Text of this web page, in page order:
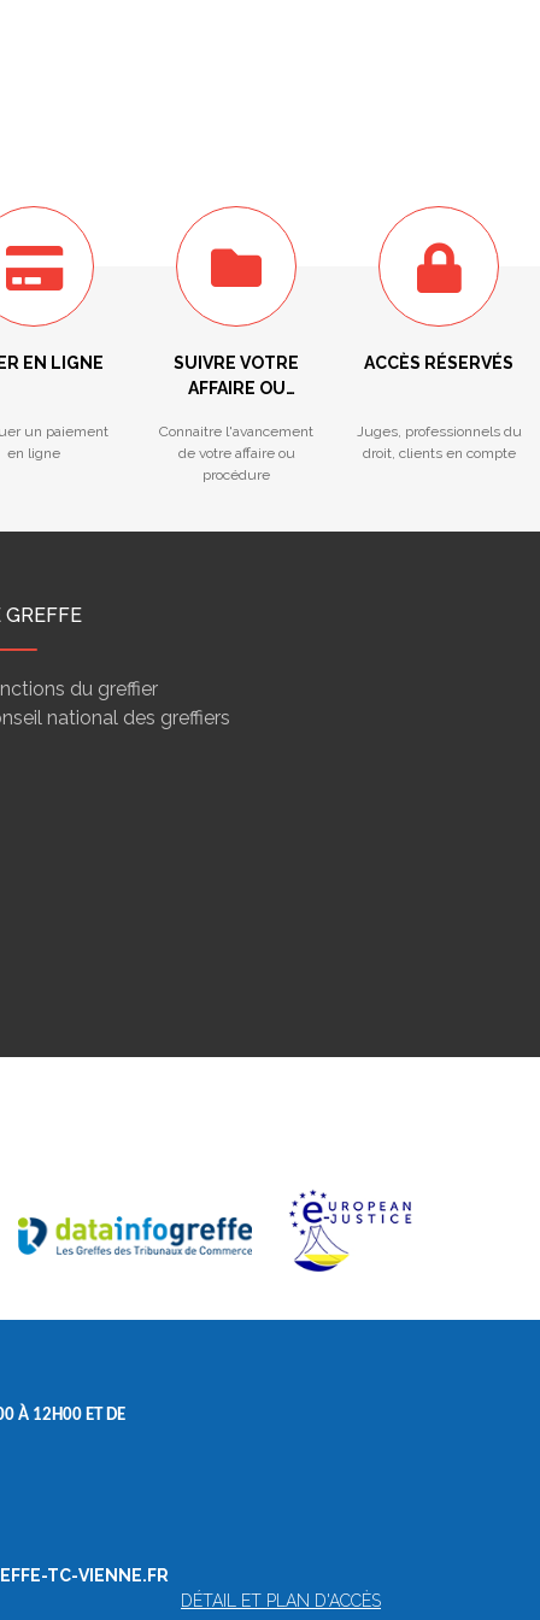
EN LIGNE
un paiement
en ligne
SUIVRE VOTRE
AFFAIRE OU
Connaitre l'avancement
de votre affaire ou
procédure
ACCÈS RÉSERVÉS
Juges, professionnels du
droit, clients en compte
GREFFE
du greffier
national des greffiers
À 12H00 ET DE
TC-VIENNE.FR
DÉTAIL ET PLAN D'ACCÈS